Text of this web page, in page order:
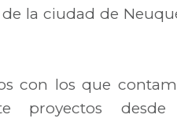
la ciudad de
con los que
proyectos desde